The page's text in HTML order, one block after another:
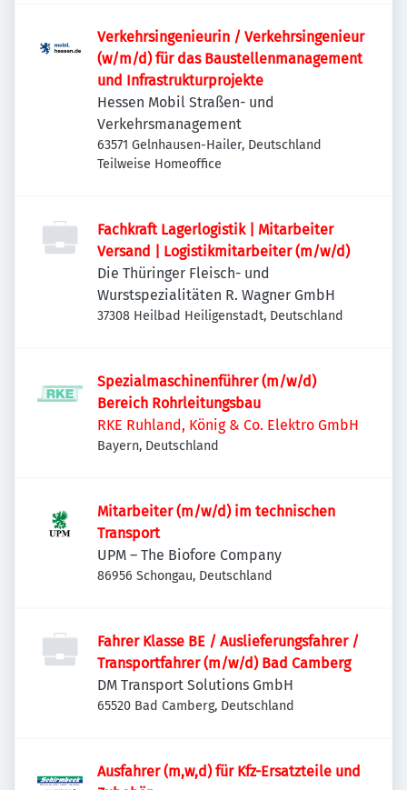
Verkehrsingenieurin / Verkehrsingenieur
(w/m/d) für das Baustellenmanagement
und Infrastrukturprojekte
Hessen Mobil Straßen- und
Verkehrsmanagement
63571 Gelnhausen-Hailer, Deutschland
Teilweise Homeoffice
Fachkraft Lagerlogistik | Mitarbeiter
Versand | Logistikmitarbeiter (m/w/d)
Die Thüringer Fleisch- und
Wurstspezialitäten R. Wagner GmbH
37308 Heilbad Heiligenstadt, Deutschland
Spezialmaschinenführer (m/w/d)
Bereich Rohrleitungsbau
RKE Ruhland, König & Co. Elektro GmbH
Bayern, Deutschland
Mitarbeiter (m/w/d) im technischen
Transport
UPM – The Biofore Company
86956 Schongau, Deutschland
Fahrer Klasse BE / Auslieferungsfahrer /
Transportfahrer (m/w/d) Bad Camberg
DM Transport Solutions GmbH
65520 Bad Camberg, Deutschland
Ausfahrer (m,w,d) für Kfz-Ersatzteile und